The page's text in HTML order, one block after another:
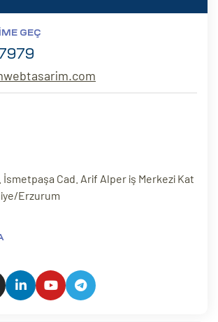
GEÇ
İsmetpaşa Cad. Arif Alper iş Merkezi Kat
Erzurum